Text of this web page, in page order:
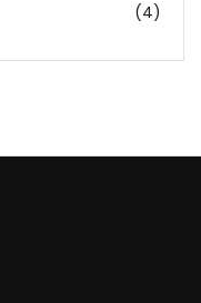
(4)